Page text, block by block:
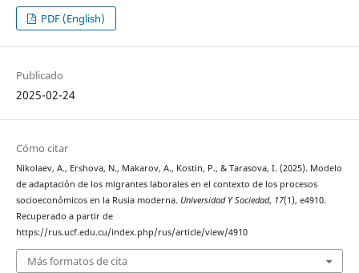
PDF (English)
Publicado
2025-02-24
Cómo citar
Nikolaev, A., Ershova, N., Makarov, A., Kostin, P., & Tarasova, I. (2025). Modelo
de adaptación de los migrantes laborales en el contexto de los procesos
socioeconómicos en la Rusia moderna. Universidad Y Sociedad, 17(1), e4910.
Recuperado a partir de
https://rus.ucf.edu.cu/index.php/rus/article/view/4910
Más formatos de cita